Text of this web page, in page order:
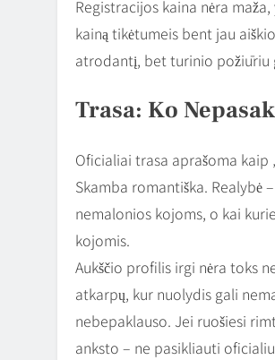
Registracijos kaina nėra
kainą tikėtumeis bent jau
atrodantį, bet turinio požiūriu
Trasa: Ko
Oficialiai trasa aprašoma
Skamba romantiška. Realybė
nemalonios kojoms, o kai
kojomis.
Aukščio profilis irgi nėra toks
atkarpų, kur nuolydis gali
nebepaklauso. Jei ruošiesi
anksto – ne pasikliauti